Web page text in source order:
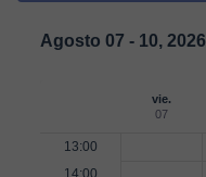
Agosto 07 - 10, 2026
vie.
07
13:00
14:00